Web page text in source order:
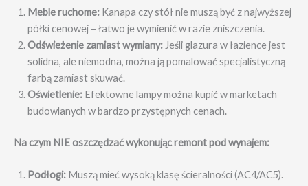
Meble ruchome: Kanapa czy stół nie muszą być z najwyższej
półki cenowej – łatwo je wymienić w razie zniszczenia.
Odświeżenie zamiast wymiany: Jeśli glazura w łazience jest
solidna, ale niemodna, można ją pomalować specjalistyczną
farbą zamiast skuwać.
Oświetlenie: Efektowne lampy można kupić w marketach
budowlanych w bardzo przystępnych cenach.
Na czym NIE oszczędzać wykonując remont pod wynajem:
Podłogi: Muszą mieć wysoką klasę ścieralności (AC4/AC5).